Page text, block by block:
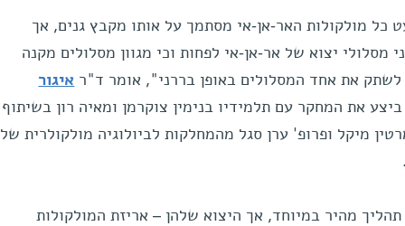
כל מולקולות האר-אן-אי מסתמך על אותו מקבץ גנים, אך
מסלולי יצוא של אר-אן-אי לפחות וכי מגוון מסלולים מקנה
לשתק את אחד המסלולים באופן בררני", אומר ד"ר איגור
את המחקר עם תלמידיו בנימין צוקרמן ומאיה רון בשיתוף
מיקל ופרופ' ערן סגל מהמחלקות לביולוגיה מולקולרית של
תהליך מהיר במיוחד, אך היצוא שלהן – אריזת המולקולות